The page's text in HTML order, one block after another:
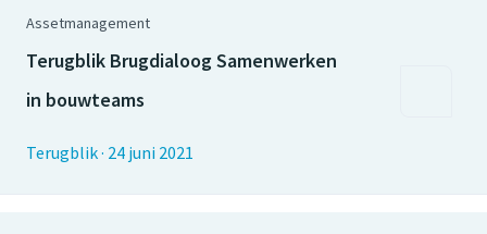
Assetmanagement
Terugblik Brugdialoog Samenwerken
in bouwteams
Terugblik· 24 juni 2021